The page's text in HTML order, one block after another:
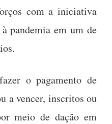
com a iniciativa
pandemia em um de
o pagamento de
a vencer, inscritos ou
meio de dação em